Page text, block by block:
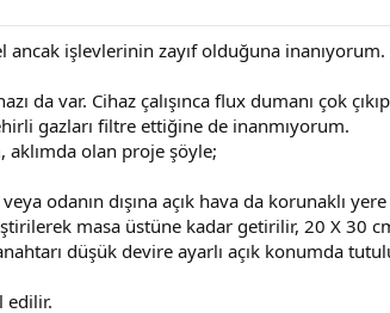
işlevlerinin zayıf olduğuna inanıyorum.
da var. Cihaz çalışınca flux dumanı çok
gazları filtre ettiğine de inanmıyorum.
aklımda olan proje şöyle;
odanın dışına açık hava da korunaklı
masa üstüne kadar getirilir, 20 X 30
düşük devire ayarlı açık konumda
edilir.